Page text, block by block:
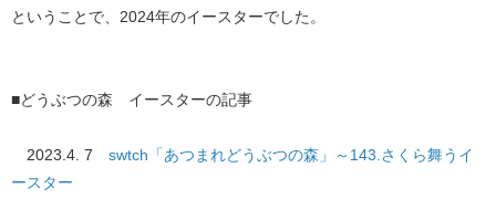
ということで、2024年のイースターでした。
■どうぶつの森 イースターの記事
2023.4. 7 ​ swtch「あつまれどうぶつの森」～143.さくら舞うイ
ースター